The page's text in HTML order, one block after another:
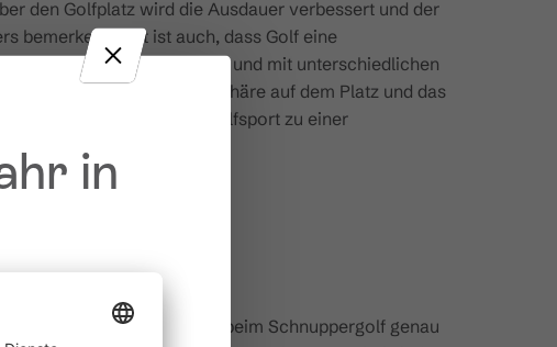
den Golfplatz wird die Ausdauer verbessert und der
bemerkenswert ist auch, dass Golf eine
für Menschen jeden Alters und mit unterschiedlichen
Die ruhige Atmosphäre auf dem Platz und das
Aspekte machen den Golfsport zu einer
sprechen? Dann bist Du beim Schnuppergolf genau
in